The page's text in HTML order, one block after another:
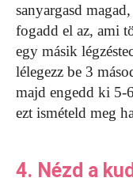
sanyargasd
fogadd el az, ami
egy másik
lélegezz be 3
majd engedd ki 5-
ezt ismételd meg
4. Nézd a